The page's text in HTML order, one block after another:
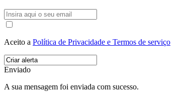
Aceito a Política de Privacidade e Termos de serviço
Enviado
A sua mensagem foi enviada com sucesso.